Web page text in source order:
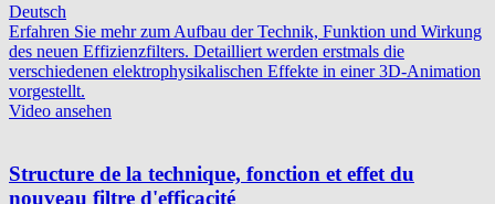
Deutsch
Erfahren Sie mehr zum Aufbau der Technik, Funktion und Wirkung
des neuen Effizienzfilters. Detailliert werden erstmals die
verschiedenen elektrophysikalischen Effekte in einer 3D-Animation
vorgestellt.
Video ansehen
Structure de la technique, fonction et effet du
nouveau filtre d'efficacité